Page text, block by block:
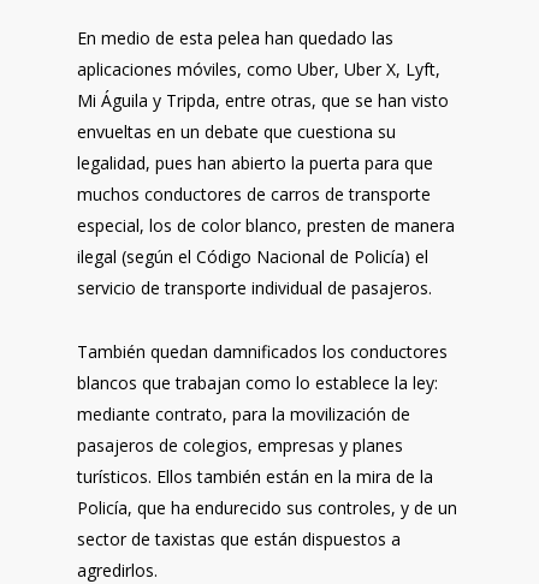
En medio de esta pelea han quedado las
aplicaciones móviles, como Uber, Uber X, Lyft,
Mi Águila y Tripda, entre otras, que se han visto
envueltas en un debate que cuestiona su
legalidad, pues han abierto la puerta para que
muchos conductores de carros de transporte
especial, los de color blanco, presten de manera
ilegal (según el Código Nacional de Policía) el
servicio de transporte individual de pasajeros.
También quedan damnificados los conductores
blancos que trabajan como lo establece la ley:
mediante contrato, para la movilización de
pasajeros de colegios, empresas y planes
turísticos. Ellos también están en la mira de la
Policía, que ha endurecido sus controles, y de un
sector de taxistas que están dispuestos a
agredirlos.